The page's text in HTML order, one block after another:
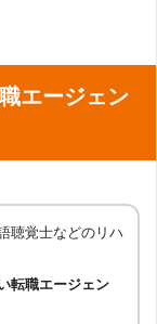
エージェン
聴覚士などのリハ
転職エージェン